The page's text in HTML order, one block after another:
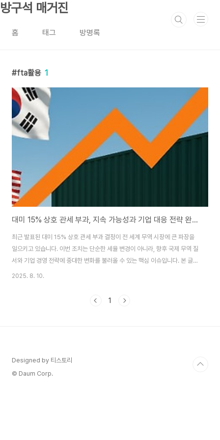
본문 바로가기
방구석 매거진
홈 태그 방명록
fta활용 1
대미 15% 상호 관세 부과, 지속 가능성과 기업 대응 전략 완벽 분석
최근 발표된 대미 15% 상호 관세 부과 결정이 전 세계 무역 시장에 큰 파장을
일으키고 있습니다. 이번 조치는 단순한 세율 변경이 아니라, 향후 국제 무역 질
서와 기업 경영 전략에 중대한 변화를 불러올 수 있는 핵심 이슈입니다. 본 글에
서는 관세 부과 결정의 배경, 지속 가능성, 그리고 효과적인 대응 전략을 심층
특정 산업과 품목에 직접적인 영향을 미치며, 미국과의 무역 관계뿐 아니라 글
2025. 8. 10.
1
Designed by 티스토리
© Daum Corp.